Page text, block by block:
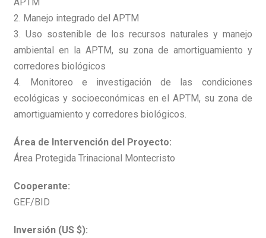
2. Manejo integrado del APTM
3. Uso sostenible de los recursos naturales y manejo
ambiental en la APTM, su zona de amortiguamiento y
corredores biológicos
4. Monitoreo e investigación de las condiciones
ecológicas y socioeconómicas en el APTM, su zona de
amortiguamiento y corredores biológicos.
Área de Intervención del Proyecto:
Área Protegida Trinacional Montecristo
Cooperante:
GEF/BID
Inversión (US $):